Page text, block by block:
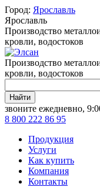
Город: Ярославль
Ярославль
Производство
кровли, водостоков
Производство
кровли, водостоков
Найти
звоните ежедневно,
8 800 222 86 95
Продукция
Услуги
Как купить
Компания
Контакты